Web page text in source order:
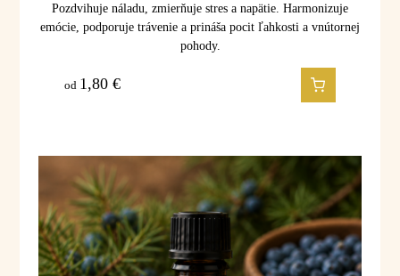
Pozdvihuje náladu, zmierňuje stres a napätie. Harmonizuje
emócie, podporuje trávenie a prináša pocit ľahkosti a vnútornej
pohody.
od 1,80€